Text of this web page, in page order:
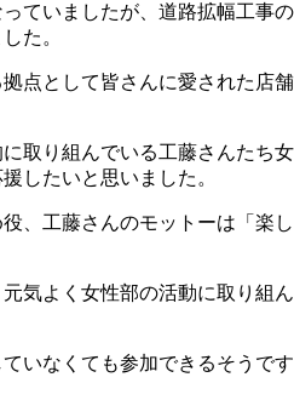
ていましたが、道路拡幅工事の
た。
点として皆さんに愛された店舗
取り組んでいる工藤さんたち女
したいと思いました。
、工藤さんのモットーは「楽し
気よく女性部の活動に取り組ん
いなくても参加できるそうです